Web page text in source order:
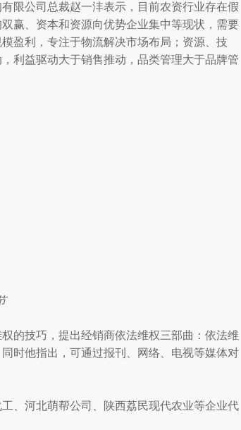
公司总裁赵一沣表示，目前农资行业存在假
赢、资本和资源向优势企业集中等现状，需要
盈利，专注于物流解决市场布局；资源、技
利益驱动大于销售推动，品类管理大于品牌管
技巧，提出经销商依法维权三部曲：依法维
时他指出，可通过报刊、网络、电视等媒体对
河北萌帮公司、陕西荔民现代农业等企业代